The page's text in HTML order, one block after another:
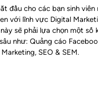
đầu cho các bạn sinh
với lĩnh vực Digital
sẽ phải lựa chọn một số
như: Quảng cáo
SEO & SEM.